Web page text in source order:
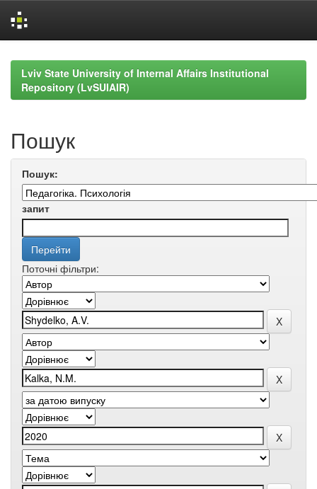
navigationLviv State University of Internal Affairs Institutional
Repository (LvSUIAIR)
Пошук
Пошук:
запит
Поточні фільтри: